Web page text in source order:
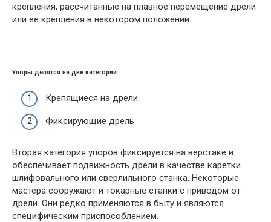
крепления, рассчитанные на плавное перемещение дрели
или ее крепления в некотором положении.
Упоры делятся на две категории:
Крепящиеся на дрели.
Фиксирующие дрель.
Вторая категория упоров фиксируется на верстаке и
обеспечивает подвижность дрели в качестве каретки
шлифовального или сверлильного станка. Некоторые
мастера сооружают и токарные станки с приводом от
дрели. Они редко применяются в быту и являются
специфическим приспособлением.